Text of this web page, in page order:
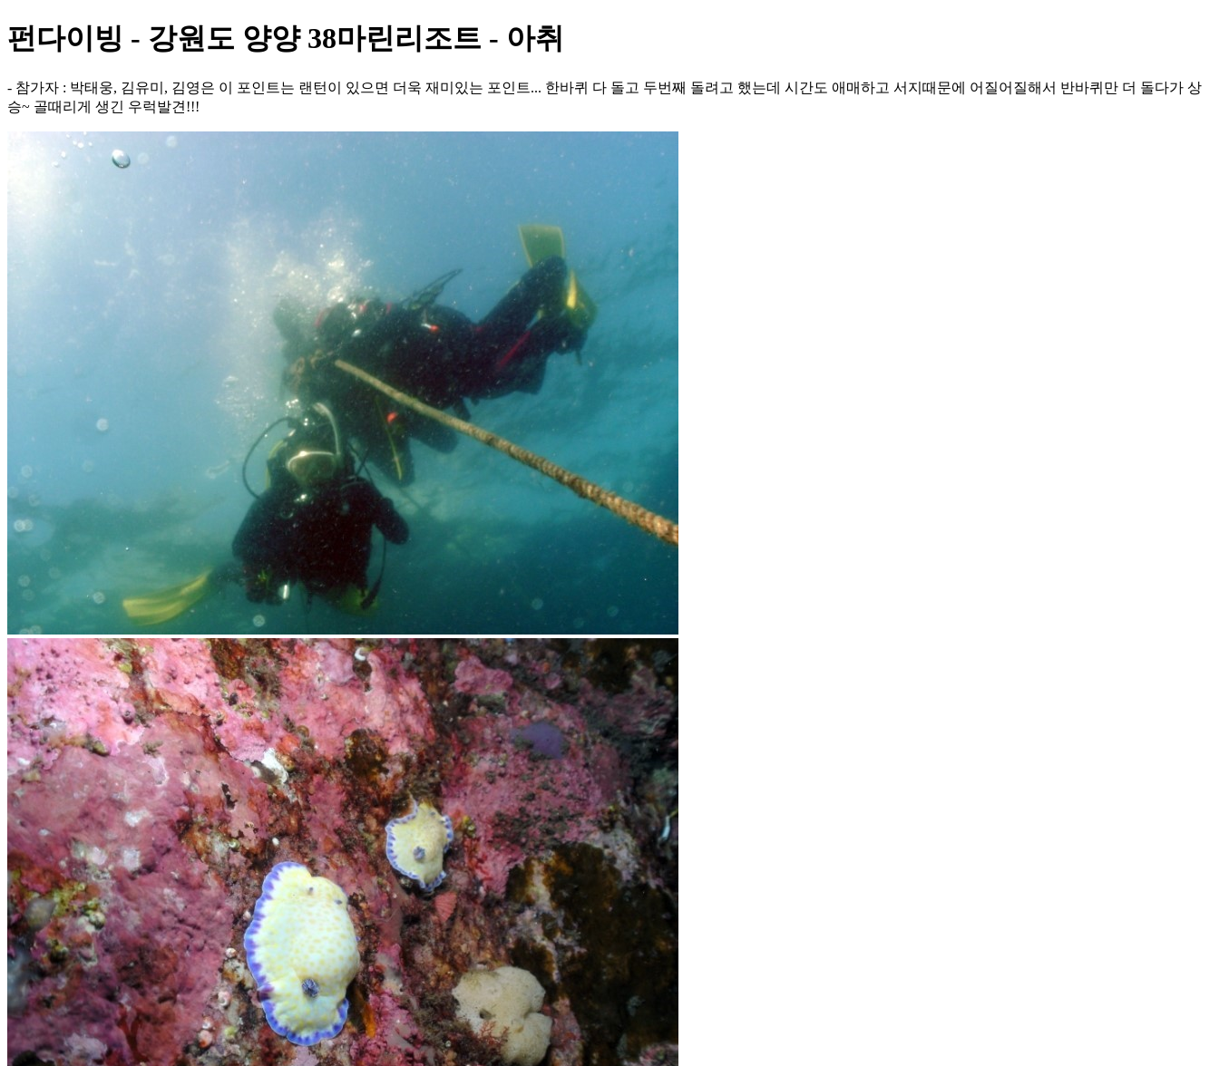
펀다이빙 - 강원도 양양 38마린리조트 - 아취
- 참가자 : 박태웅, 김유미, 김영은 이 포인트는 랜턴이 있으면 더욱 재미있는 포인트... 한바퀴 다 돌고 두번째 돌려고 했는데 시간도 애매하고 서지때문에 어질어질해서 반바퀴만 더 돌다가 상
승~ 골때리게 생긴 우럭발견!!!